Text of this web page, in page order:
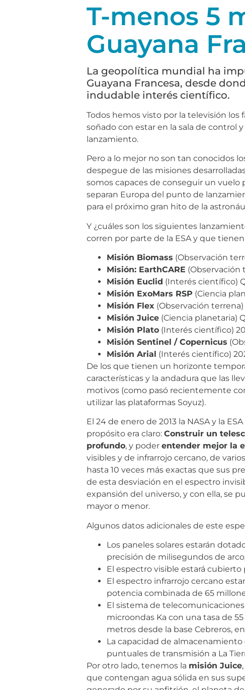
T-menos 5
Guayana
La geopolítica mundial ha
Guayana Francesa, desde
indudable interés científico.
Todos hemos visto por la televisión los
soñado con estar en la sala de control
lanzamiento.
Pero a lo mejor no son tan conocidos
despegue de las misiones
somos capaces de conseguir un vuelo
separan Europa del punto de
para el próximo gran hito de la
Y ¿cuáles son los siguientes
corren por parte de la ESA y que
Misión Biomass (Observación
Misión: EarthCARE (Observación
Misión Euclid (Interés científico)
Misión ExoMars RSP (Ciencia
Misión Flex (Observación terrena)
Misión Juice (Ciencia planetaria)
Misión Plato (Interés científico)
Misión Sentinel / Copernicus
Misión Arial (Interés científico)
De los que tienen un horizonte
características y la andadura que las
motivos (como pasó recientemente
utilizar las plataformas Soyuz).
El 24 de enero de 2013 la NASA y la
propósito era claro: Construir un
profundo, y poder entender mejor la
visibles y de infrarrojo cercano, de
hasta 10 veces más exactas que sus
de esta desviación en el espectro
expansión del universo, y con ella, se
mayor o menor.
Algunos datos adicionales de este
Los paneles solares estarán
precisión de milisegundos de
El espectro visible estará
El espectro infrarrojo cercano
potencia combinada de 65
El sistema de
microondas Ka con una tasa de
metros desde la base Cebreros,
La capacidad de
puntuales de transmisión a La
Por otro lado, tenemos la misión Juice
que contengan agua sólida en sus